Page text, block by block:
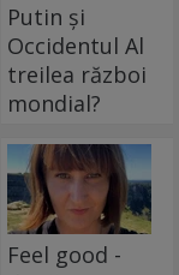
Putin și
Occidentul Al
treilea război
mondial?
Feel good -